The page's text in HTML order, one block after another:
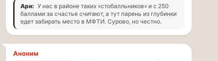
место
рядом
с
популярной
площадкой
«Гайд
Ари: У нас в районе таких «стобалльников» и с 250
баллами за счастье считают, а тут парень из глубинки
едет забирать место в МФТИ. Сурово, но честно.
Аноним